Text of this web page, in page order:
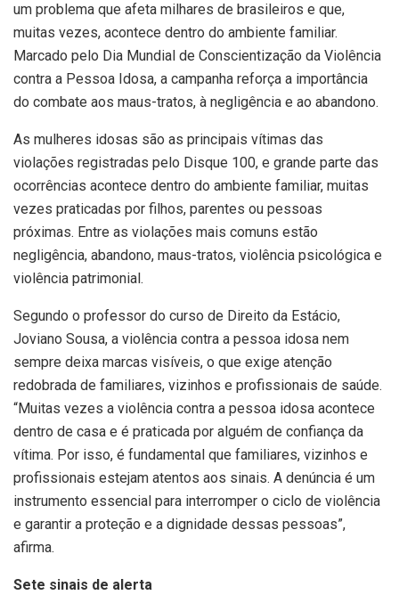
um problema que afeta milhares de brasileiros e que,
muitas vezes, acontece dentro do ambiente familiar.
Marcado pelo Dia Mundial de Conscientização da Violência
contra a Pessoa Idosa, a campanha reforça a importância
do combate aos maus-tratos, à negligência e ao abandono.
As mulheres idosas são as principais vítimas das
violações registradas pelo Disque 100, e grande parte das
ocorrências acontece dentro do ambiente familiar, muitas
vezes praticadas por filhos, parentes ou pessoas
próximas. Entre as violações mais comuns estão
negligência, abandono, maus-tratos, violência psicológica e
violência patrimonial.
Segundo o professor do curso de Direito da Estácio,
Joviano Sousa, a violência contra a pessoa idosa nem
sempre deixa marcas visíveis, o que exige atenção
redobrada de familiares, vizinhos e profissionais de saúde.
“Muitas vezes a violência contra a pessoa idosa acontece
dentro de casa e é praticada por alguém de confiança da
vítima. Por isso, é fundamental que familiares, vizinhos e
profissionais estejam atentos aos sinais. A denúncia é um
instrumento essencial para interromper o ciclo de violência
e garantir a proteção e a dignidade dessas pessoas”,
afirma.
Sete sinais de alerta